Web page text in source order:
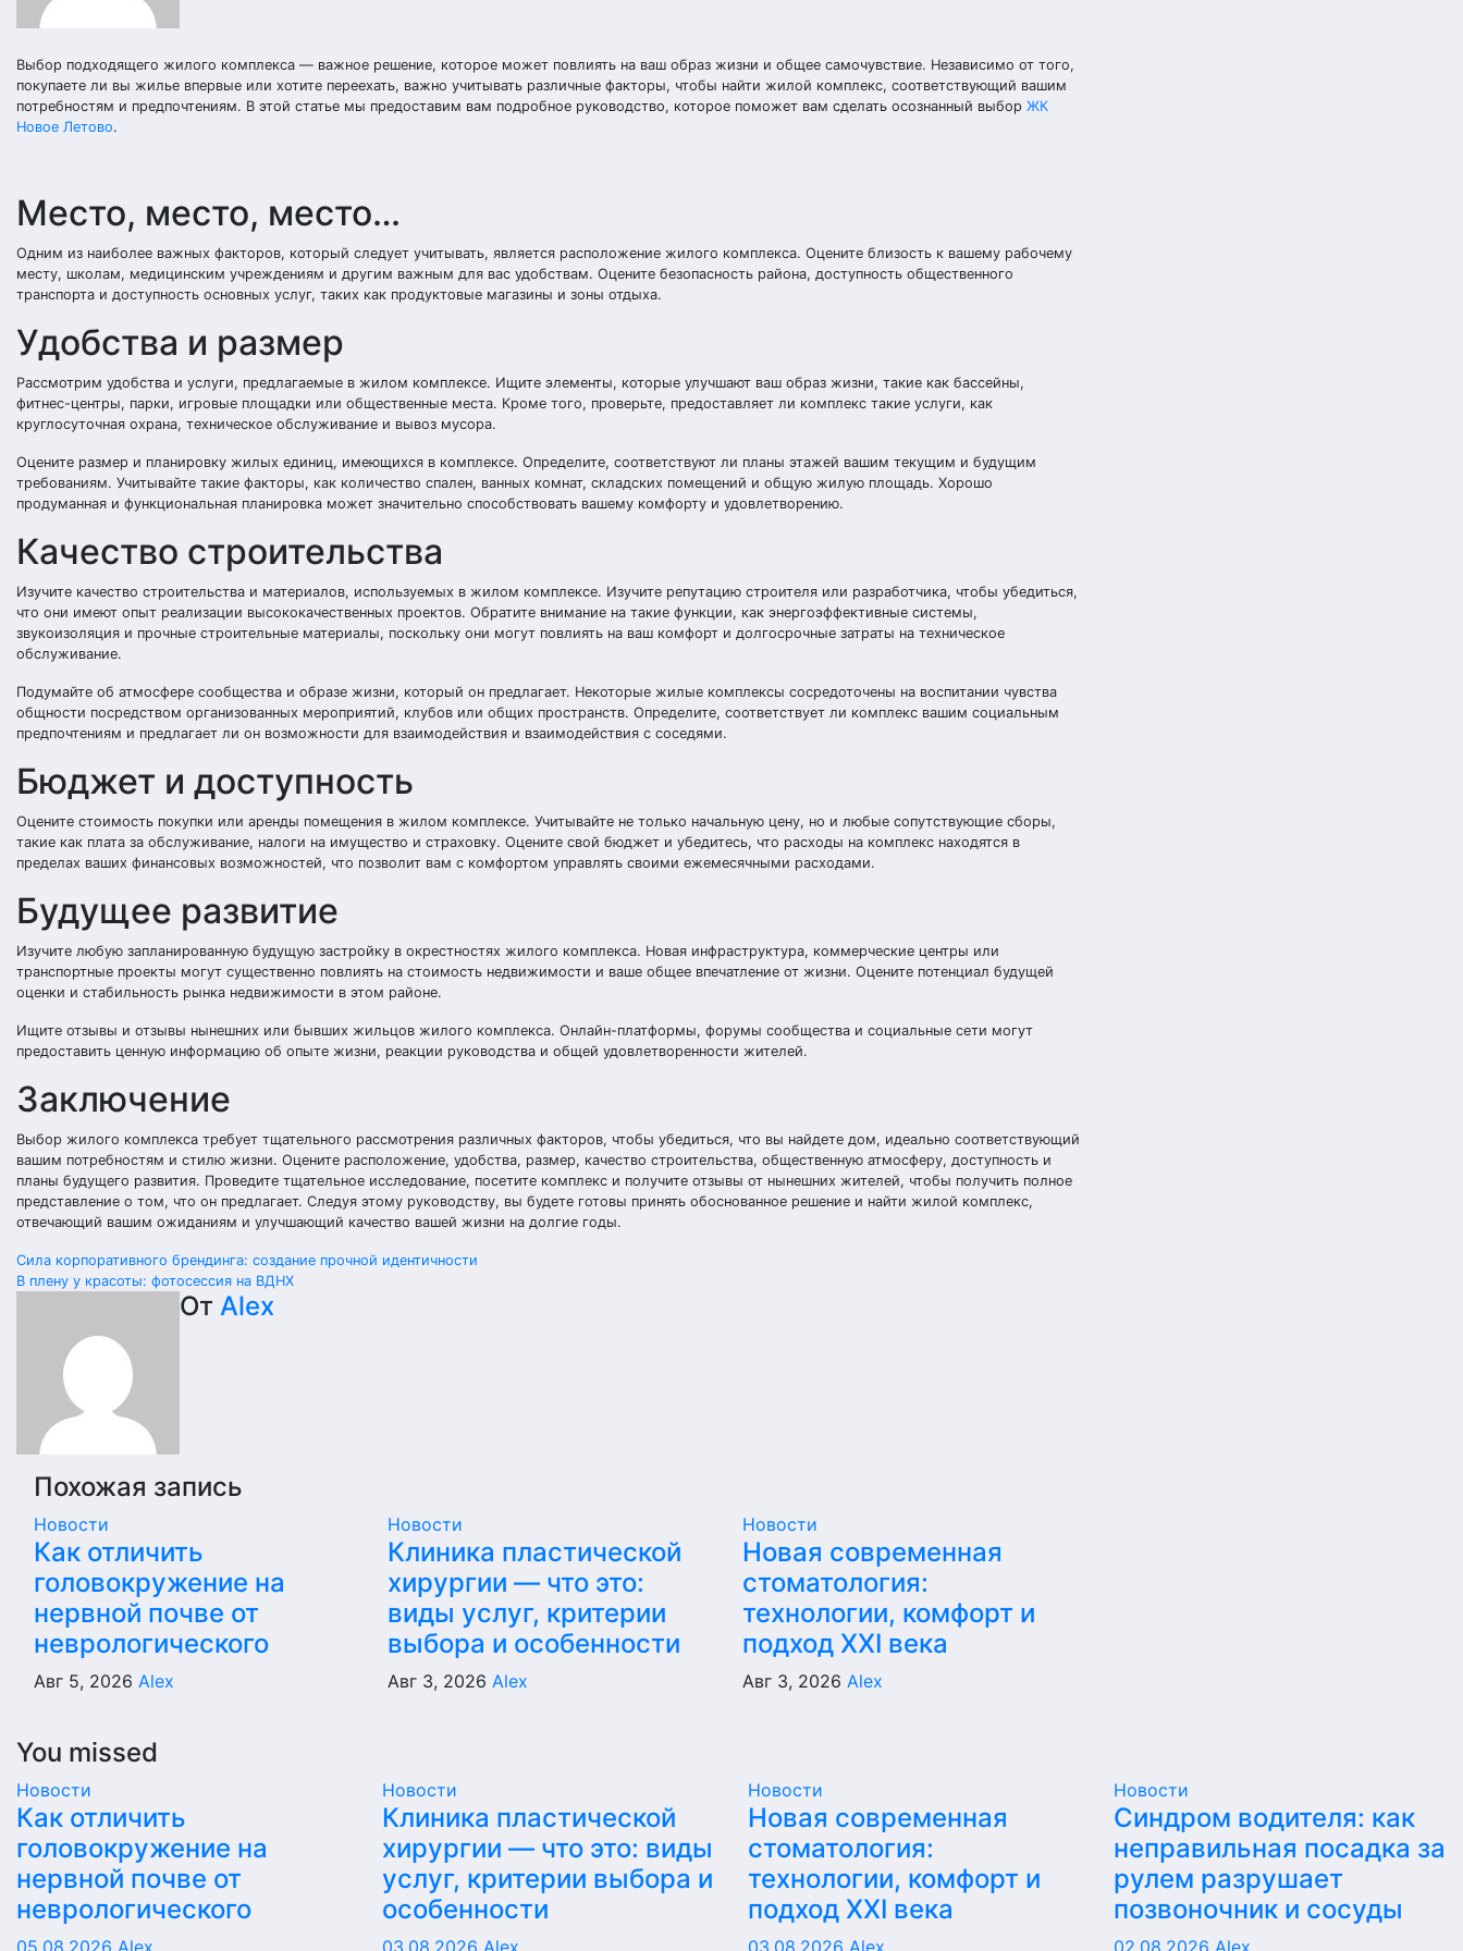
Выбор подходящего жилого комплекса — важное решение, которое может повлиять на ваш образ жизни и общее самочувствие. Независимо от того,
покупаете ли вы жилье впервые или хотите переехать, важно учитывать различные факторы, чтобы найти жилой комплекс, соответствующий вашим
потребностям и предпочтениям. В этой статье мы предоставим вам подробное руководство, которое поможет вам сделать осознанный выбор ЖК
Новое Летово.
Место, место, место…
Одним из наиболее важных факторов, который следует учитывать, является расположение жилого комплекса. Оцените близость к вашему рабочему
месту, школам, медицинским учреждениям и другим важным для вас удобствам. Оцените безопасность района, доступность общественного
транспорта и доступность основных услуг, таких как продуктовые магазины и зоны отдыха.
Удобства и размер
Рассмотрим удобства и услуги, предлагаемые в жилом комплексе. Ищите элементы, которые улучшают ваш образ жизни, такие как бассейны,
фитнес-центры, парки, игровые площадки или общественные места. Кроме того, проверьте, предоставляет ли комплекс такие услуги, как
круглосуточная охрана, техническое обслуживание и вывоз мусора.
Оцените размер и планировку жилых единиц, имеющихся в комплексе. Определите, соответствуют ли планы этажей вашим текущим и будущим
требованиям. Учитывайте такие факторы, как количество спален, ванных комнат, складских помещений и общую жилую площадь. Хорошо
продуманная и функциональная планировка может значительно способствовать вашему комфорту и удовлетворению.
Качество строительства
Изучите качество строительства и материалов, используемых в жилом комплексе. Изучите репутацию строителя или разработчика, чтобы убедиться,
что они имеют опыт реализации высококачественных проектов. Обратите внимание на такие функции, как энергоэффективные системы,
звукоизоляция и прочные строительные материалы, поскольку они могут повлиять на ваш комфорт и долгосрочные затраты на техническое
обслуживание.
Подумайте об атмосфере сообщества и образе жизни, который он предлагает. Некоторые жилые комплексы сосредоточены на воспитании чувства
общности посредством организованных мероприятий, клубов или общих пространств. Определите, соответствует ли комплекс вашим социальным
предпочтениям и предлагает ли он возможности для взаимодействия и взаимодействия с соседями.
Бюджет и доступность
Оцените стоимость покупки или аренды помещения в жилом комплексе. Учитывайте не только начальную цену, но и любые сопутствующие сборы,
такие как плата за обслуживание, налоги на имущество и страховку. Оцените свой бюджет и убедитесь, что расходы на комплекс находятся в
пределах ваших финансовых возможностей, что позволит вам с комфортом управлять своими ежемесячными расходами.
Будущее развитие
Изучите любую запланированную будущую застройку в окрестностях жилого комплекса. Новая инфраструктура, коммерческие центры или
транспортные проекты могут существенно повлиять на стоимость недвижимости и ваше общее впечатление от жизни. Оцените потенциал будущей
оценки и стабильность рынка недвижимости в этом районе.
Ищите отзывы и отзывы нынешних или бывших жильцов жилого комплекса. Онлайн-платформы, форумы сообщества и социальные сети могут
предоставить ценную информацию об опыте жизни, реакции руководства и общей удовлетворенности жителей.
Заключение
Выбор жилого комплекса требует тщательного рассмотрения различных факторов, чтобы убедиться, что вы найдете дом, идеально соответствующий
вашим потребностям и стилю жизни. Оцените расположение, удобства, размер, качество строительства, общественную атмосферу, доступность и
планы будущего развития. Проведите тщательное исследование, посетите комплекс и получите отзывы от нынешних жителей, чтобы получить полное
представление о том, что он предлагает. Следуя этому руководству, вы будете готовы принять обоснованное решение и найти жилой комплекс,
отвечающий вашим ожиданиям и улучшающий качество вашей жизни на долгие годы.
Навигация
записям
Сила корпоративного брендинга: создание прочной идентичности
В плену у красоты: фотосессия на ВДНХ
От Alex
Похожая запись
Новости
Как отличить
головокружение на
нервной почве от
неврологического
Авг 5, 2026 Alex
Новости
Клиника пластической
хирургии — что это:
виды услуг, критерии
выбора и особенности
Авг 3, 2026Alex
Новости
Новая современная
стоматология:
технологии, комфорт и
подход XXI века
Авг 3, 2026 Alex
You missed
Новости
Как отличить
головокружение на
нервной почве от
неврологического
05.08.2026 Alex
Новости
Клиника пластической
хирургии — что это: виды
услуг, критерии выбора и
особенности
03.08.2026 Alex
Новости
Новая современная
стоматология:
технологии, комфорт и
подход XXI века
03.08.2026 Alex
Новости
Синдром водителя: как
неправильная посадка за
рулем разрушает
позвоночник и сосуды
02.08.2026 Alex